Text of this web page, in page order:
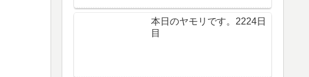
本日のヤモリです。2224日
目